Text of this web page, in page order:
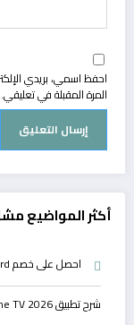
احفظ اسمي، بريدي
المرة المقبلة في تعليقي.
أكثر المواضيع
احصل على خصم RedotPay Card كوبونات حصرية
شرح تطبيق Yacine TV 2026 | طريقة تحميل وتثبيت واستخدام التطبيق خطوة بخطوة